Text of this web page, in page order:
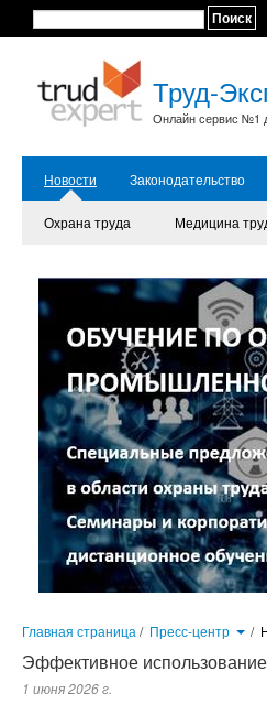
Поиск
Труд-
Онлайн сервис №1
Новости Законодательство
Охрана труда Медицина
Главная страница / Пресс-центр /
Эффективное использование
1 июня 2026 г.